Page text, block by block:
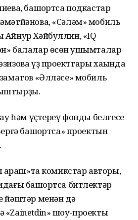
башҡортса подкастар
«Сәләм» мобиль
Айнур Хәйбуллин, «IQ
балалар өсөн ҡушымталар
үҙ проекттары хаҡында
«Әлләсе» мобиль
һәм үҫтереү фонды белгесе
башҡортса» проектын
ҡараш»та комикстар авторы,
башҡортса битлектәр
йәштәр менән дә
шоу-проекты